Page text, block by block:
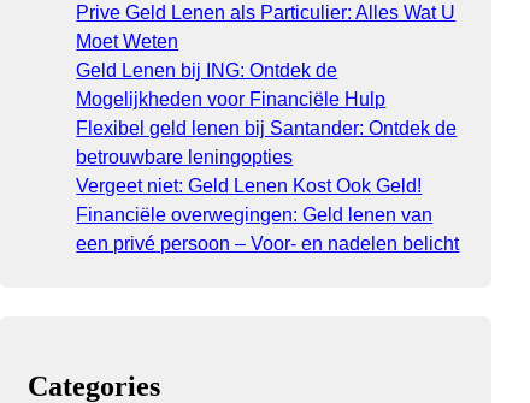
Prive Geld Lenen als Particulier: Alles Wat U
Moet Weten
Geld Lenen bij ING: Ontdek de
Mogelijkheden voor Financiële Hulp
Flexibel geld lenen bij Santander: Ontdek de
betrouwbare leningopties
Vergeet niet: Geld Lenen Kost Ook Geld!
Financiële overwegingen: Geld lenen van
een privé persoon – Voor- en nadelen belicht
Categories